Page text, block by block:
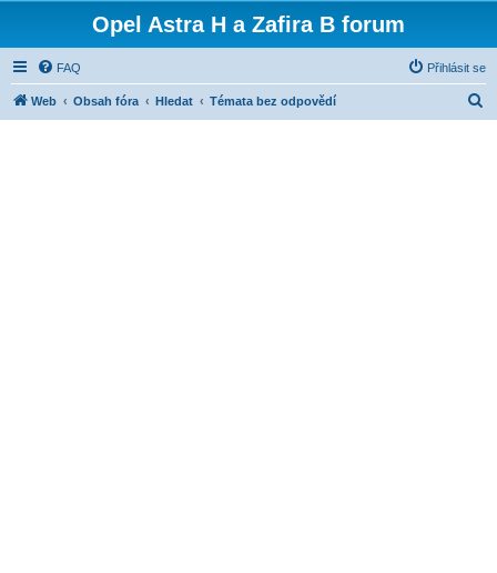
Opel Astra H a Zafira B forum
FAQ Přihlásit se
Web Obsah fóra Hledat Témata bez odpovědí